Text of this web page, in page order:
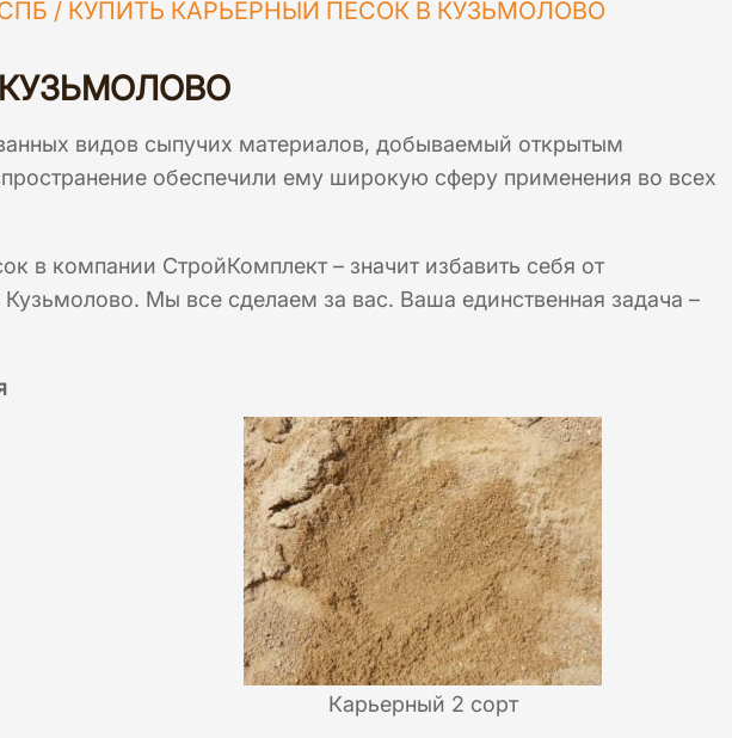
/ КУПИТЬ КАРЬЕРНЫЙ ПЕСОК В КУЗЬМОЛОВО
видов сыпучих материалов, добываемый открытым
обеспечили ему широкую сферу применения во всех
в компании СтройКомплект – значит избавить себя от
Мы все сделаем за вас. Ваша единственная задача –
Карьерный 2 сорт